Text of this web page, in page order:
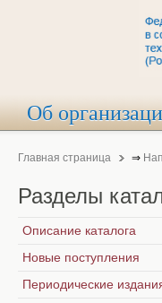
Об
Главная страница ⇒
Разделы
Описание каталога
Новые поступления
Периодические